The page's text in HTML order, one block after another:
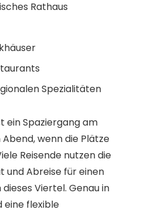
Rathaus
Spezialitäten
ein Spaziergang am
wenn die Plätze
Reisende nutzen die
und Abreise für einen
Viertel. Genau in
eine flexible